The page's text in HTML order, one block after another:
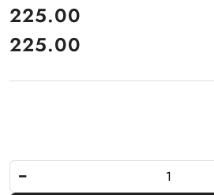
cena:
225.00
Cena:
225.00